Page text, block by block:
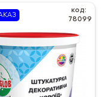
код:
78099